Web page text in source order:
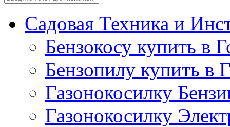
Садовая Техника и
Бензокосу купить в
Бензопилу купить в
Газонокосилку
Газонокосилку